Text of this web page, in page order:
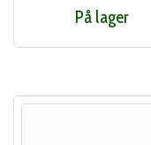
På lager